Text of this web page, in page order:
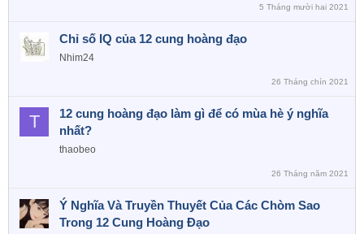
5 Tháng mười hai 2021
Chỉ số IQ của 12 cung hoàng đạo
Nhim24
26 Tháng chín 2021
T
12 cung hoàng đạo làm gì để có mùa hè ý nghĩa
nhất?
thaobeo
26 Tháng năm 2021
Ý Nghĩa Và Truyền Thuyết Của Các Chòm Sao
Trong 12 Cung Hoàng Đạo